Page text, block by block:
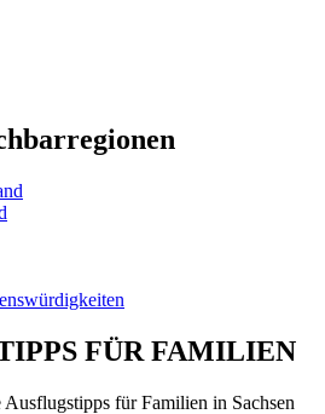
FÜR FAMILIEN
für Familien in Sachsen